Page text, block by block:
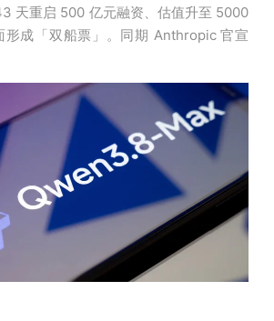
天重启 500 亿元融资、估值升至 5000
形成「双船票」。同期 Anthropic 官宣